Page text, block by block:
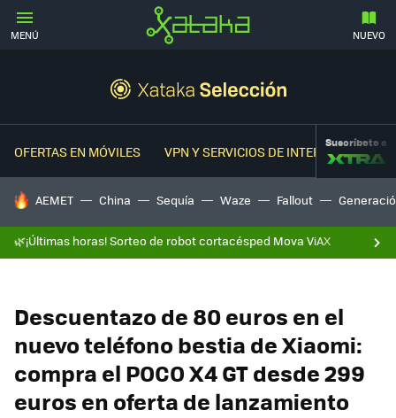
MENÚ NUEVO
OFERTAS EN MÓVILES VPN Y SERVICIOS DE INTERNETSuscríbete a
HOY SE HABLA DE
AEMET China Sequía Waze Fallout
🌿¡Últimas horas! Sorteo de robot cortacésped Mova ViAX
Descuentazo de 80 euros en el
nuevo teléfono bestia de Xiaomi:
compra el POCO X4 GT desde 299
euros en oferta de lanzamiento